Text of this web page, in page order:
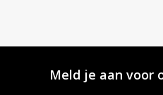
Meld je aan voor